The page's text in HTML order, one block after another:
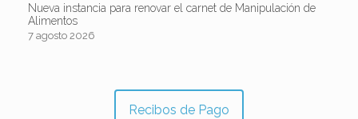
Nueva instancia para renovar el carnet de Manipulación de
Alimentos
7 agosto 2026
Recibos de Pago